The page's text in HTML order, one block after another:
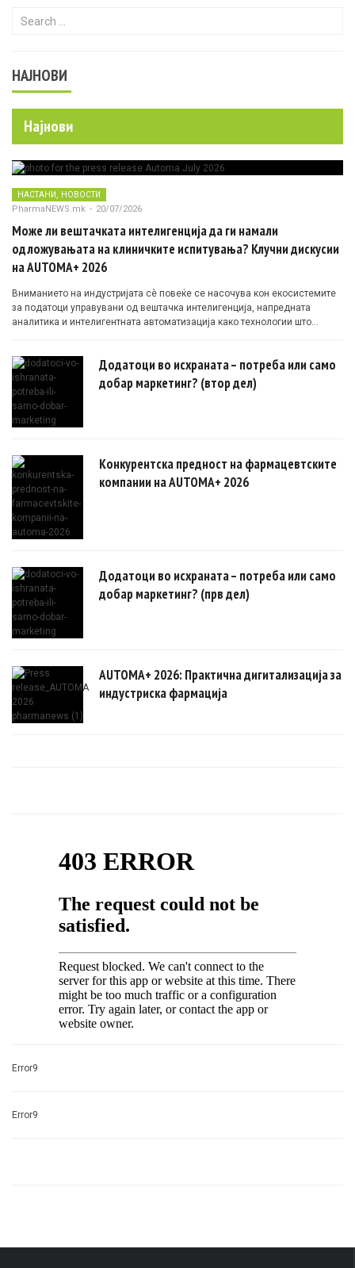
Search for:
НАЈНОВИ
Најнови
НАСТАНИ, НОВОСТИ
PharmaNEWS.mk - 20/07/2026
Може ли вештачката интелигенција да ги намали
одложувањата на клиничките испитувања? Клучни дискусии
на AUTOMA+ 2026
Вниманието на индустријата сè повеќе се насочува кон екосистемите
за податоци управувани од вештачка интелигенција, напредната
аналитика и интелигентната автоматизација како технологии што
Додатоци во исхраната – потреба или само
добар маркетинг? (втор дел)
Конкурентска предност на фармацевтските
компании на AUTOMA+ 2026
Додатоци во исхраната – потреба или само
добар маркетинг? (прв дел)
AUTOMA+ 2026: Практична дигитализација за
индустриска фармација
Error9
Error9